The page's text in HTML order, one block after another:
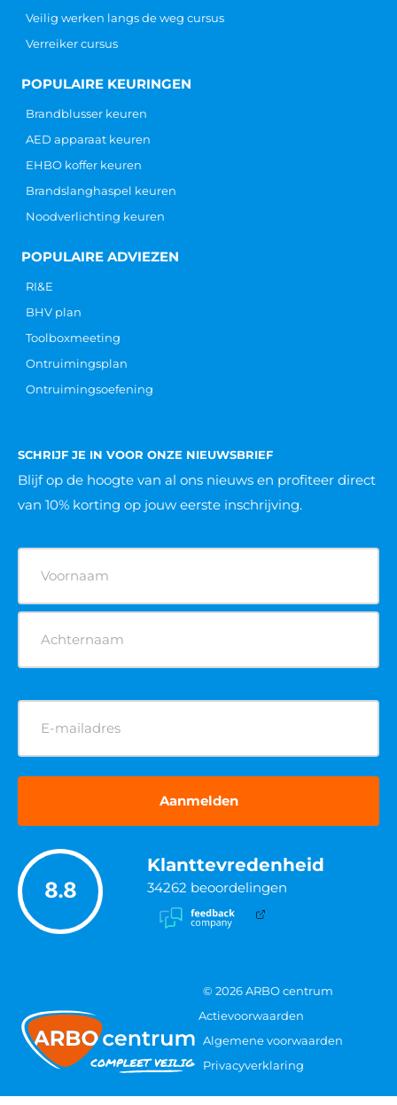
Veilig werken langs de weg cursus
Verreiker cursus
POPULAIRE KEURINGEN
Brandblusser keuren
AED apparaat keuren
EHBO koffer keuren
Brandslanghaspel keuren
Noodverlichting keuren
POPULAIRE ADVIEZEN
RI&E
BHV plan
Toolboxmeeting
Ontruimingsplan
Ontruimingsoefening
SCHRIJF JE IN VOOR ONZE NIEUWSBRIEF
Blijf op de hoogte van al ons nieuws en profiteer direct
van 10% korting op jouw eerste inschrijving.
(Vereist)
E-
mailadres
(Vereist)
8.8
Klanttevredenheid
34262 beoordelingen
© 2026 ARBO centrum
Actievoorwaarden
Algemene voorwaarden
Privacyverklaring